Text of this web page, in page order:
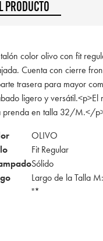
PRODUCTO
color olivo con fit
Cuenta con cierre
trasera para mayor
ligero y versátil.<p>El
prenda en talla 32/M.</
OLIVO
Fit Regular
Sólido
Largo de la Talla
"*